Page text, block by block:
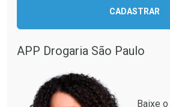
CADASTRAR
APP Drogaria São Paulo
Baixe o